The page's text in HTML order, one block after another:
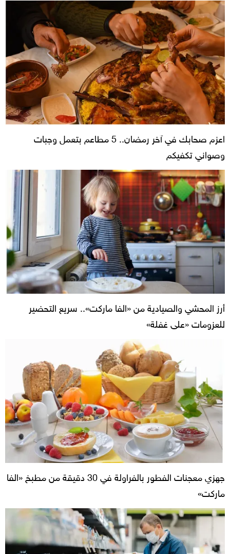
اعزم صحابك في آخر رمضان.. 5 مطاعم بتعمل وجبات
وصواني تكفيكم
أرز المحشي والصيادية من «الفا ماركت».. سريع التحضير
للعزومات «على غفلة»
جهزي معجنات الفطور بالفراولة في 30 دقيقة من مطبخ «الفا
ماركت»